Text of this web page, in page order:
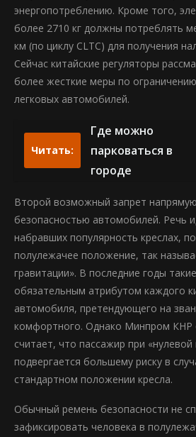
энергопотреблению. Кроме того,
более 2710 кг должны потреблять
км (по циклу CLTC) для получения
Сейчас китайские регуляторы
более жесткие меры по
легковых автомобилей.
Читать:
Где можно
парковаться в
городе
Второй возможный запрет
безопасностью автомобилей. Речь
набравших популярность креслах,
полулежачее положение, так
гравитации». В последние годы
обязательным атрибутом каждого
автомобиля, претендующего на
комфортного. Однако Минпром КНР
считает, что пассажир при «нулевой
подвергается большему риску в
стандартном положении кресла.
Обычный ремень безопасности не
зафиксировать человека в